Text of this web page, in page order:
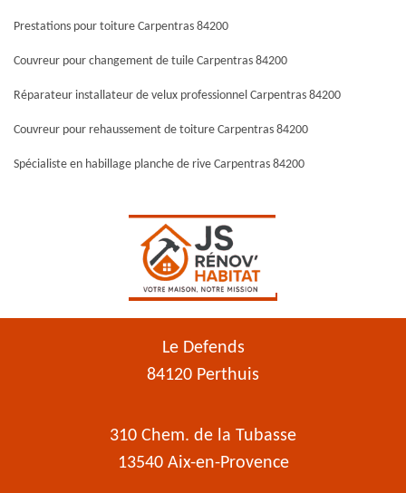
Prestations pour toiture Carpentras 84200
Couvreur pour changement de tuile Carpentras 84200
Réparateur installateur de velux professionnel Carpentras 84200
Couvreur pour rehaussement de toiture Carpentras 84200
Spécialiste en habillage planche de rive Carpentras 84200
Le Defends
84120 Perthuis
310 Chem. de la Tubasse
13540 Aix-en-Provence